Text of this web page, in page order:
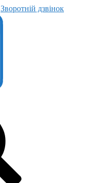
Зворотній дзвінок